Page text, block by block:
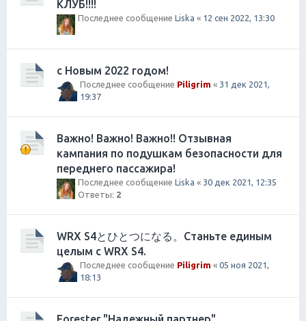
КЛУБ!!!!
Последнее сообщение Liska « 12 сен 2022, 13:30
с Новым 2022 годом!
Последнее сообщение Piligrim « 31 дек 2021,
19:37
Важно! Важно! Важно!! Отзывная
кампания по подушкам безопасности для
переднего пассажира!
Последнее сообщение Liska « 30 дек 2021, 12:35
Ответы: 2
WRX S4とひとつになる。Станьте единым
целым с WRX S4.
Последнее сообщение Piligrim « 05 ноя 2021,
18:13